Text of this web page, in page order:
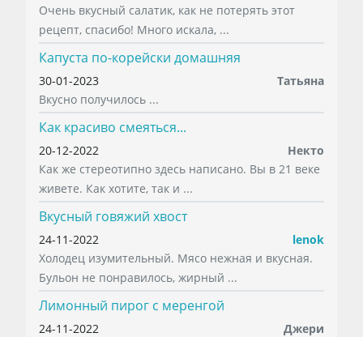
Очень вкусный салатик, как не потерять этот
рецепт, спасибо! Много искала, ...
Капуста по-корейски домашняя
30-01-2023
Татьяна
Вкусно получилось ...
Как красиво смеяться...
20-12-2022
Некто
Как же стереотипно здесь написано. Вы в 21 веке
живете. Как хотите, так и ...
Вкусный говяжий хвост
24-11-2022
lenok
Холодец изумительный. Мясо нежная и вкусная.
Бульон не понравилось, жирный ...
Лимонный пирог с меренгой
24-11-2022
Джери